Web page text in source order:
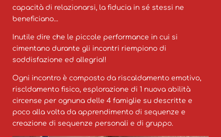
capacità di relazionarsi, la fiducia in sé stessi ne
beneficiano...
Inutile dire che le piccole performance in cui si
cimentano durante gli incontri riempiono di
soddisfazione ed allegria!!
Ogni incontro è composto da riscaldamento emotivo,
riscldamento fisico, esplorazione di 1 nuova abilità
circense per ognuna delle 4 famiglie su descritte e
poco alla volta da apprendimento di sequenze e
creazione di sequenze personali e di gruppo.